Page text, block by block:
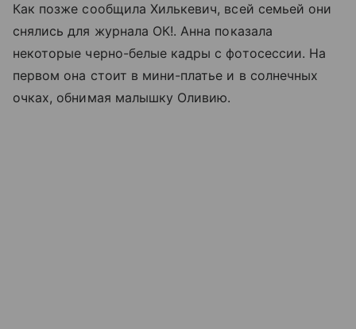
Как позже сообщила Хилькевич, всей семьей они
снялись для журнала ОК!. Анна показала
некоторые черно-белые кадры с фотосессии. На
первом она стоит в мини-платье и в солнечных
очках, обнимая малышку Оливию.